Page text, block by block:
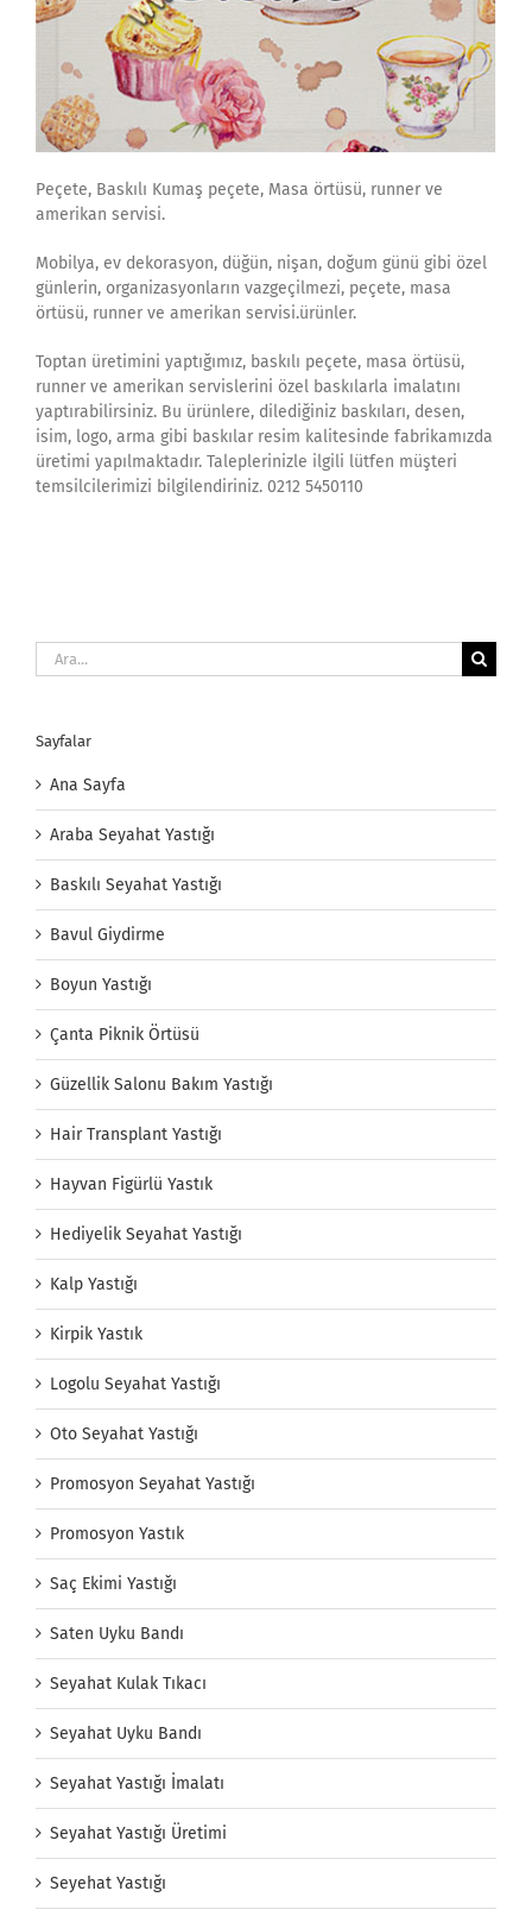
Peçete, Baskılı Kumaş peçete, Masa örtüsü, runner ve
amerikan servisi.
Mobilya, ev dekorasyon, düğün, nişan, doğum günü gibi özel
günlerin, organizasyonların vazgeçilmezi, peçete, masa
örtüsü, runner ve amerikan servisi.ürünler.
Toptan üretimini yaptığımız, baskılı peçete, masa örtüsü,
runner ve amerikan servislerini özel baskılarla imalatını
yaptırabilirsiniz. Bu ürünlere, dilediğiniz baskıları, desen,
isim, logo, arma gibi baskılar resim kalitesinde fabrikamızda
üretimi yapılmaktadır. Taleplerinizle ilgili lütfen müşteri
temsilcilerimizi bilgilendiriniz. 0212 5450110
Ara:
Sayfalar
Ana Sayfa
Araba Seyahat Yastığı
Baskılı Seyahat Yastığı
Bavul Giydirme
Boyun Yastığı
Çanta Piknik Örtüsü
Güzellik Salonu Bakım Yastığı
Hair Transplant Yastığı
Hayvan Figürlü Yastık
Hediyelik Seyahat Yastığı
Kalp Yastığı
Kirpik Yastık
Logolu Seyahat Yastığı
Oto Seyahat Yastığı
Promosyon Seyahat Yastığı
Promosyon Yastık
Saç Ekimi Yastığı
Saten Uyku Bandı
Seyahat Kulak Tıkacı
Seyahat Uyku Bandı
Seyahat Yastığı İmalatı
Seyahat Yastığı Üretimi
Seyehat Yastığı